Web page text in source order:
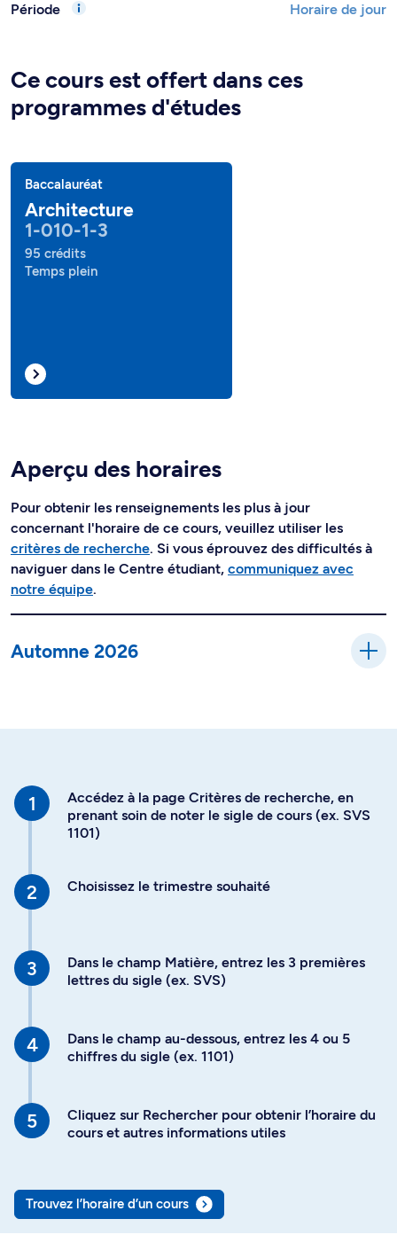
Période
Horaire de jour
Ce cours est offert dans ces
programmes d'études
Baccalauréat
Architecture
1-010-1-3
95 crédits
Temps plein
Aperçu des horaires
Pour obtenir les renseignements les plus à jour
concernant l'horaire de ce cours, veuillez utiliser les
critères de recherche. Si vous éprouvez des difficultés à
naviguer dans le Centre étudiant, communiquez avec
notre équipe.
Automne 2026
Accédez à la page Critères de recherche, en
prenant soin de noter le sigle de cours (ex. SVS
1101)
Choisissez le trimestre souhaité
Dans le champ Matière, entrez les 3 premières
lettres du sigle (ex. SVS)
Dans le champ au-dessous, entrez les 4 ou 5
chiffres du sigle (ex. 1101)
Cliquez sur Rechercher pour obtenir l’horaire du
cours et autres informations utiles
Trouvez l’horaire d’un cours